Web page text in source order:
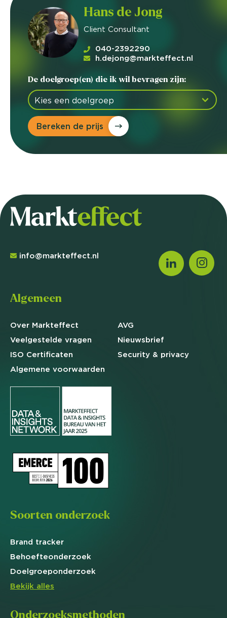
Hans de Jong
Client Consultant
040-2392290
h.dejong@markteffect.nl
De doelgroep(en) die ik wil bevragen zijn:
Bereken de prijs
info@markteffect.nl
Algemeen
Over Markteffect
Veelgestelde vragen
ISO Certificaten
Algemene voorwaarden
AVG
Nieuwsbrief
Security & privacy
Soorten onderzoek
Brand tracker
Behoefteonderzoek
Doelgroeponderzoek
Bekijk alles
Onderzoeksmethoden